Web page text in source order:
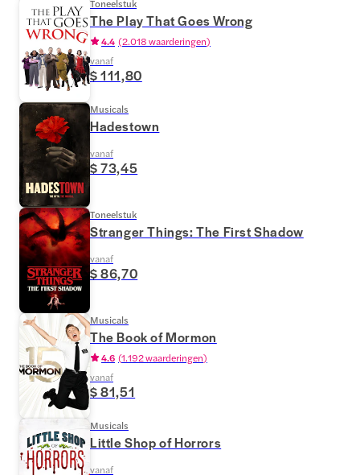
Toneelstuk
The Play That Goes Wrong
4.4 (2.018 waarderingen)
vanaf
$ 111,80
Musicals
Hadestown
vanaf
$ 73,45
Toneelstuk
Stranger Things: The First Shadow
vanaf
$ 86,70
Musicals
The Book of Mormon
4.6 (1.192 waarderingen)
vanaf
$ 81,51
Musicals
Little Shop of Horrors
vanaf